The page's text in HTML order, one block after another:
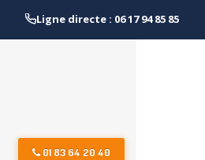
Ligne directe : 06 17 94 85 85
01 83 64 20 40